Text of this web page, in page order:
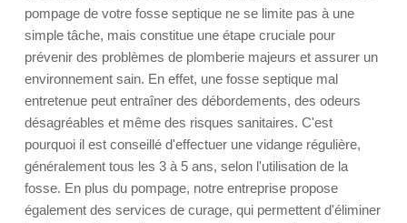
pompage de votre fosse septique ne se limite pas à une
simple tâche, mais constitue une étape cruciale pour
prévenir des problèmes de plomberie majeurs et assurer un
environnement sain. En effet, une fosse septique mal
entretenue peut entraîner des débordements, des odeurs
désagréables et même des risques sanitaires. C'est
pourquoi il est conseillé d'effectuer une vidange régulière,
généralement tous les 3 à 5 ans, selon l'utilisation de la
fosse. En plus du pompage, notre entreprise propose
également des services de curage, qui permettent d'éliminer